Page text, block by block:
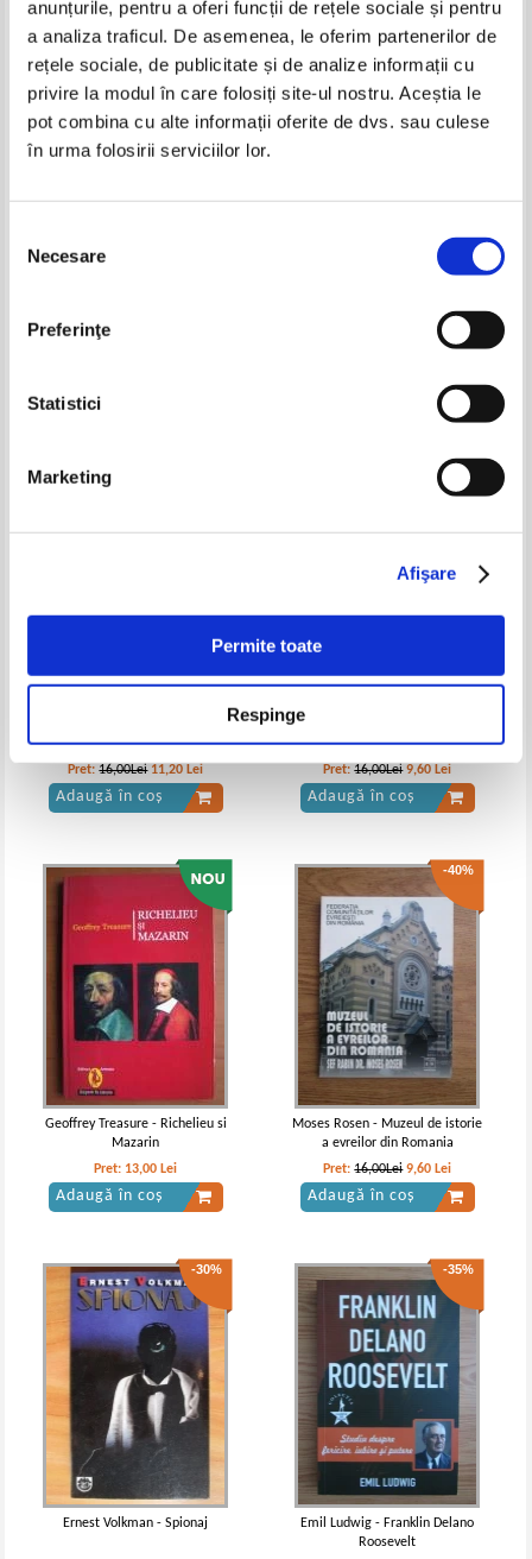
anunțurile, pentru a oferi funcții de rețele sociale și pentru
a analiza traficul. De asemenea, le oferim partenerilor de
rețele sociale, de publicitate și de analize informații cu
privire la modul în care folosiți site-ul nostru. Aceștia le
pot combina cu alte informații oferite de dvs. sau culese
în urma folosirii serviciilor lor.
consimțământului
Necesare
Preferinţe
Statistici
Marketing
Afişare
Permite toate
Respinge
Produse din aceeasi categorie
Revista Historia. Cine si cum a
facut Unirea Basarabiei cu
Adaugă în coș
-40%
G. V. Ivanova - Pensionarii
puterii. Din amintirile unor fosti
celebre. Cele mai mari 60 de
conspiratii ale istoriei
Pret:16,00Lei 11,20 Lei
Adaugă în coș
-40%
Simcha Jacobovici - Mormantul
lui Iisus si al familiei Sale
Pret:16,00Lei 9,60 Lei
Adaugă în coș
Geoffrey Treasure - Richelieu si
Mazarin
Pret: 13,00 Lei
Adaugă în coș
-40%
Moses Rosen - Muzeul de istorie
a evreilor din Romania
Pret:16,00Lei 9,60 Lei
Adaugă în coș
-30%
Ernest Volkman - Spionaj
-35%
Emil Ludwig - Franklin Delano
Roosevelt